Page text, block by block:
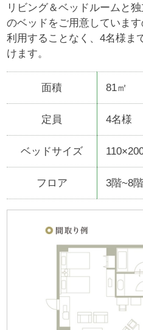
リビング＆ベッドルームと
のベッドをご用意していま
利用することなく、4名様ま
けます。
面積 81㎡
定員 4名様
ベッドサイズ
フロア 3階~8階